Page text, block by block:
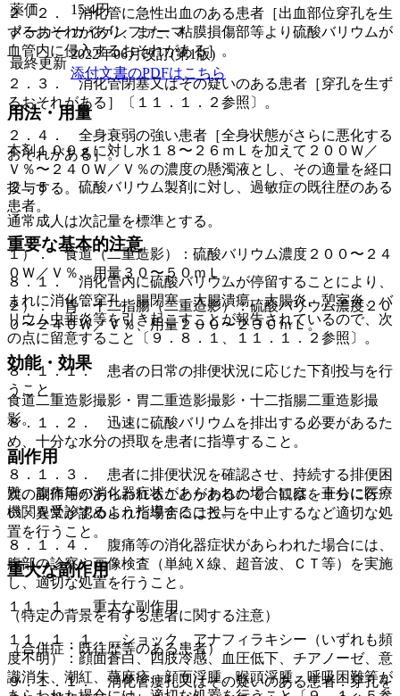
２．２． 消化管に急性出血のある患者［出血部位穿孔を生
ずるおそれがあり、また、粘膜損傷部等より硫酸バリウムが
血管内に侵入するおそれがある］。
２．３． 消化管閉塞又はその疑いのある患者［穿孔を生ず
るおそれがある］〔１１．１．２参照〕。
２．４． 全身衰弱の強い患者［全身状態がさらに悪化する
おそれがある］。
２．５． 硫酸バリウム製剤に対し、過敏症の既往歴のある
患者。
重要な基本的注意
８．１． 消化管内に硫酸バリウムが停留することにより、
まれに消化管穿孔、腸閉塞、大腸潰瘍、大腸炎、憩室炎、バ
リウム虫垂炎等を引き起こすことが報告されているので、次
の点に留意すること〔９．８．１、１１．１．２参照〕。
８．１．１． 患者の日常の排便状況に応じた下剤投与を行
うこと。
８．１．２． 迅速に硫酸バリウムを排出する必要があるた
め、十分な水分の摂取を患者に指導すること。
８．１．３． 患者に排便状況を確認させ、持続する排便困
難、腹痛等の消化器症状があらわれた場合には、直ちに医療
機関を受診するよう指導すること。
８．１．４． 腹痛等の消化器症状があらわれた場合には、
腹部の診察や画像検査（単純Ｘ線、超音波、ＣＴ等）を実施
し、適切な処置を行うこと。
（特定の背景を有する患者に関する注意）
（合併症・既往歴等のある患者）
９．１．１． 消化管瘻孔又はその疑いのある患者：穿孔を
薬価
15.4円
メーカー カイゲンファーマ
最終更新
2022年06月改訂(第1版)
添付文書のPDFはこちら
用法・用量
本剤１００ｇに対し水１８〜２６ｍＬを加えて２００Ｗ／
Ｖ％〜２４０Ｗ／Ｖ％の濃度の懸濁液とし、その適量を経口
投与する。
通常成人は次記量を標準とする。
１）． 食道（二重造影）：硫酸バリウム濃度２００〜２４
０Ｗ／Ｖ％、用量３０〜５０ｍＬ。
２）． 胃・十二指腸（二重造影）：硫酸バリウム濃度２０
０〜２４０Ｗ／Ｖ％、用量２００〜２３０ｍＬ。
効能・効果
食道二重造影撮影・胃二重造影撮影・十二指腸二重造影撮
影。
副作用
次の副作用があらわれることがあるので、観察を十分に行
い、異常が認められた場合には投与を中止するなど適切な処
置を行うこと。
重大な副作用
１１．１． 重大な副作用
１１．１．１． ショック、アナフィラキシー（いずれも頻
度不明）：顔面蒼白、四肢冷感、血圧低下、チアノーゼ、意
識消失、潮紅、蕁麻疹、顔面浮腫、喉頭浮腫、呼吸困難等が